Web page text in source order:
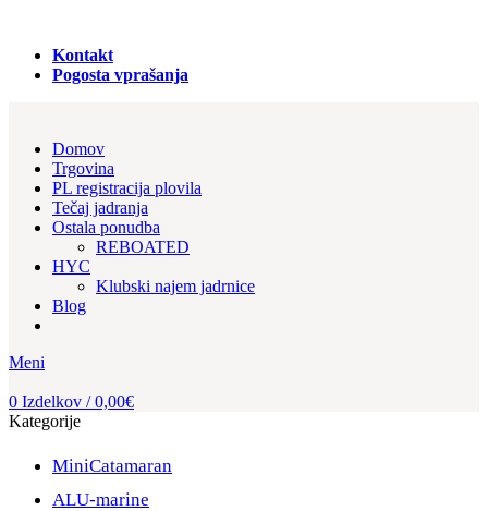
Kontakt
Pogosta vprašanja
Domov
Trgovina
PL registracija plovila
Tečaj jadranja
Ostala ponudba
REBOATED
HYC
Klubski najem jadrnice
Blog
Meni
0 Izdelkov / 0,00€
Kategorije
MiniCatamaran
ALU-marine